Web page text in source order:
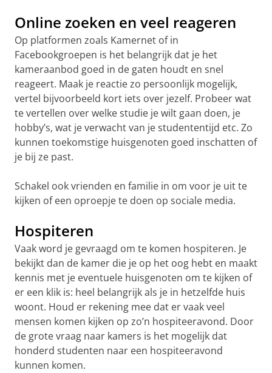
Online zoeken en veel reageren
Op platformen zoals Kamernet of in
Facebookgroepen is het belangrijk dat je het
kameraanbod goed in de gaten houdt en snel
reageert. Maak je reactie zo persoonlijk mogelijk,
vertel bijvoorbeeld kort iets over jezelf. Probeer wat
te vertellen over welke studie je wilt gaan doen, je
hobby’s, wat je verwacht van je studententijd etc. Zo
kunnen toekomstige huisgenoten goed inschatten of
je bij ze past.
Schakel ook vrienden en familie in om voor je uit te
kijken of een oproepje te doen op sociale media.
Hospiteren
Vaak word je gevraagd om te komen hospiteren. Je
bekijkt dan de kamer die je op het oog hebt en maakt
kennis met je eventuele huisgenoten om te kijken of
er een klik is: heel belangrijk als je in hetzelfde huis
woont. Houd er rekening mee dat er vaak veel
mensen komen kijken op zo’n hospiteeravond. Door
de grote vraag naar kamers is het mogelijk dat
honderd studenten naar een hospiteeravond
kunnen komen.